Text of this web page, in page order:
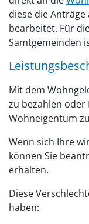
diese die
bearbeitet. Für
Samtgemeinden
Mit dem
zu bezahlen
Wohneigentum
Wenn sich Ihre
können Sie
erhalten.
Diese
haben: